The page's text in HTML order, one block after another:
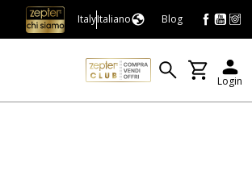
ItalyItaliano Blog
Login